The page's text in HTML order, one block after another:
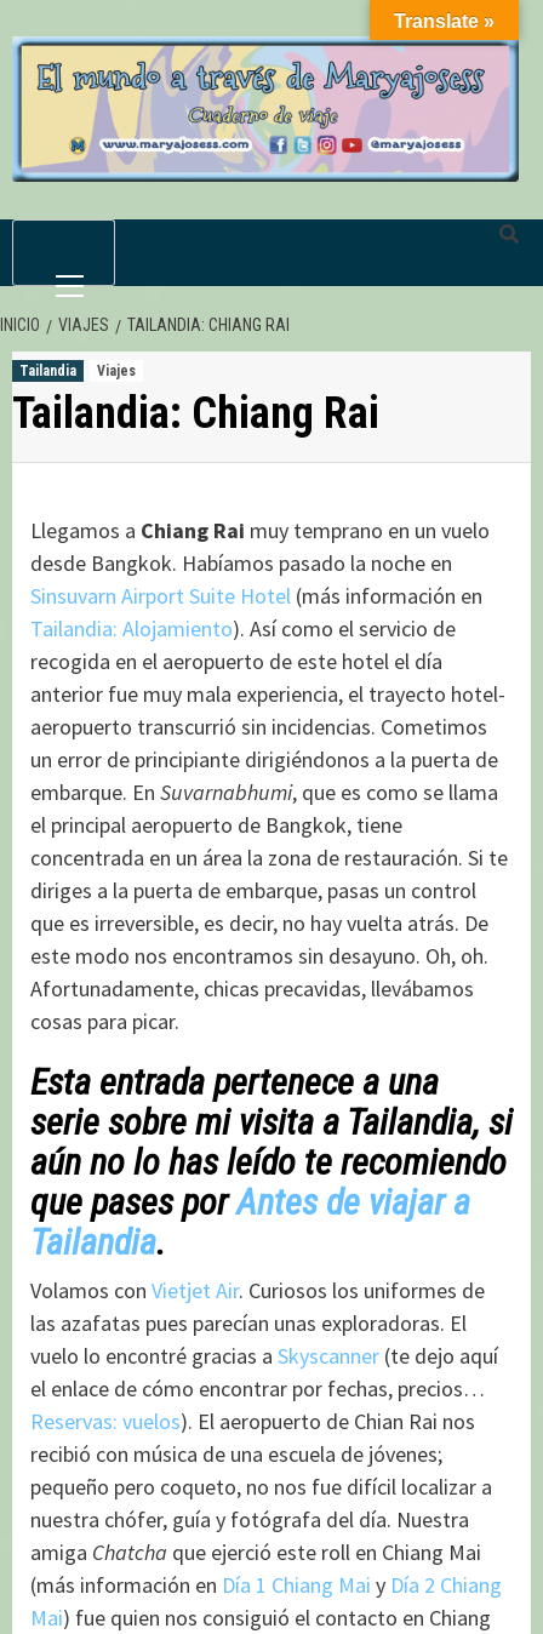
al
contenido
primario
INICIO VIAJES TAILANDIA: CHIANG RAI
Tailandia Viajes
Tailandia: Chiang Rai
Llegamos a Chiang Rai muy temprano en un vuelo
desde Bangkok. Habíamos pasado la noche en
Sinsuvarn Airport Suite Hotel (más información en
Tailandia: Alojamiento). Así como el servicio de
recogida en el aeropuerto de este hotel el día
anterior fue muy mala experiencia, el trayecto hotel-
aeropuerto transcurrió sin incidencias. Cometimos
un error de principiante dirigiéndonos a la puerta de
embarque. En Suvarnabhumi, que es como se llama
el principal aeropuerto de Bangkok, tiene
concentrada en un área la zona de restauración. Si te
diriges a la puerta de embarque, pasas un control
que es irreversible, es decir, no hay vuelta atrás. De
este modo nos encontramos sin desayuno. Oh, oh.
Afortunadamente, chicas precavidas, llevábamos
cosas para picar.
Esta entrada pertenece a una
serie sobre mi visita a Tailandia, si
aún no lo has leído te recomiendo
que pases porAntes de viajar a
Tailandia.
Volamos con Vietjet Air. Curiosos los uniformes de
las azafatas pues parecían unas exploradoras. El
vuelo lo encontré gracias a Skyscanner (te dejo aquí
el enlace de cómo encontrar por fechas, precios…
Reservas: vuelos). El aeropuerto de Chian Rai nos
recibió con música de una escuela de jóvenes;
pequeño pero coqueto, no nos fue difícil localizar a
nuestra chófer, guía y fotógrafa del día. Nuestra
amiga Chatcha que ejerció este roll en Chiang Mai
(más información en Día 1 Chiang Mai y Día 2 Chiang
Mai) fue quien nos consiguió el contacto en Chiang
Translate »